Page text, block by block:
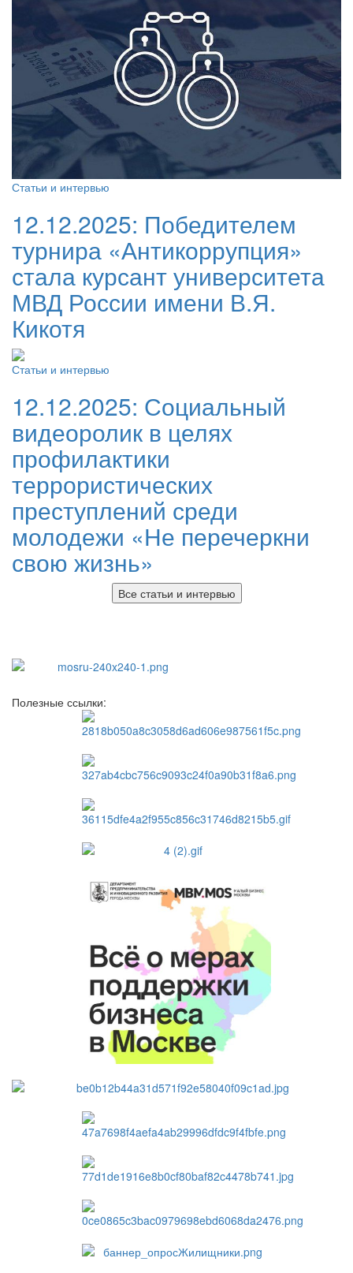
Статьи и интервью
12.12.2025: Победителем
турнира «Антикоррупция»
стала курсант университета
МВД России имени В.Я.
Кикотя
Статьи и интервью
12.12.2025: Социальный
видеоролик в целях
профилактики
террористических
преступлений среди
молодежи «Не перечеркни
свою жизнь»
Все статьи и интервью
Полезные ссылки: